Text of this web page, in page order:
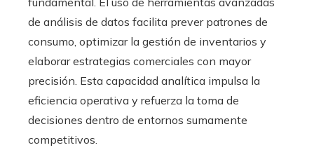
de análisis de datos facilita prever patrones de
consumo, optimizar la gestión de inventarios y
elaborar estrategias comerciales con mayor
precisión. Esta capacidad analítica impulsa la
eficiencia operativa y refuerza la toma de
decisiones dentro de entornos sumamente
competitivos.